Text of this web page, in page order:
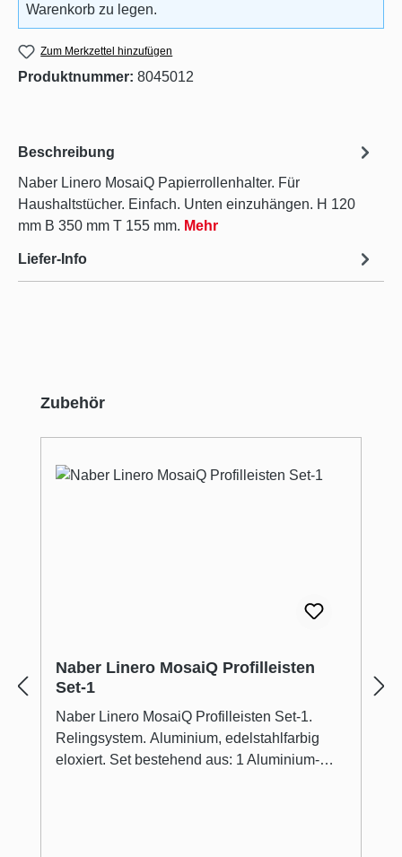
Warenkorb zu legen.
Zum Merkzettel hinzufügen
Produktnummer: 8045012
Beschreibung
Naber Linero MosaiQ Papierrollenhalter. Für
Haushaltstücher. Einfach. Unten einzuhängen. H 120
mm B 350 mm T 155 mm. Mehr
Liefer-Info
Produktgalerie überspringen
Zubehör
Naber Linero MosaiQ Profilleisten
Set-1
Naber Linero MosaiQ Profilleisten Set-1.
Relingsystem. Aluminium, edelstahlfarbig
eloxiert. Set bestehend aus: 1 Aluminium-